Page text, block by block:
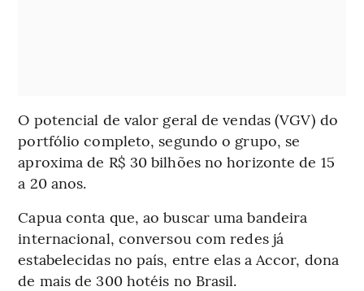
O potencial de valor geral de vendas (VGV) do
portfólio completo, segundo o grupo, se
aproxima de R$ 30 bilhões no horizonte de 15
a 20 anos.
Capua conta que, ao buscar uma bandeira
internacional, conversou com redes já
estabelecidas no país, entre elas a Accor, dona
de mais de 300 hotéis no Brasil.